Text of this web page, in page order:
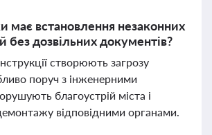
має встановлення незаконних
без дозвільних документів?
створюють загрозу
поруч з інженерними
благоустрій міста і
відповідними органами.